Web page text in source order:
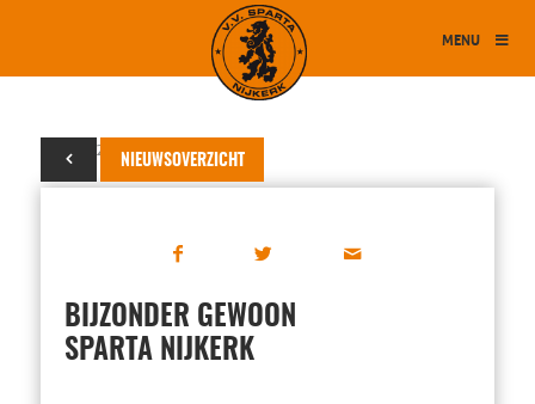
MENU
NIEUWSOVERZICHT
15 mei 2022
BIJZONDER GEWOON
SPARTA NIJKERK